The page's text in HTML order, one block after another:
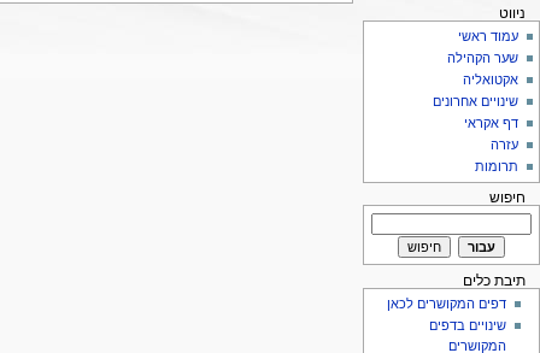
ניווט
עמוד ראשי
שער הקהילה
אקטואליה
שינויים אחרונים
דף אקראי
עזרה
תרומות
חיפוש
תיבת כלים
דפים המקושרים לכאן
שינויים בדפים
המקושרים